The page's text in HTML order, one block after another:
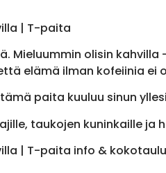
| T-paita
Mieluummin olisin
elämä ilman kofeiinia ei
paita kuuluu sinun
taukojen kuninkaille ja
| T-paita info &